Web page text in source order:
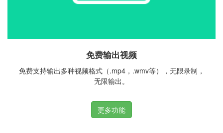
免费输出视频
免费支持输出多种视频格式（.mp4，.wmv等），无限录制，
无限输出。
更多功能